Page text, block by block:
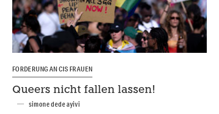
FORDERUNG AN CIS FRAUEN
Queers nicht fallen lassen!
simone dede ayivi